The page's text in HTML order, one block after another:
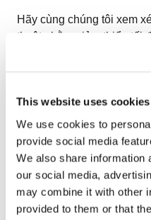
This website uses cookies
We use cookies to
provide social media
We also share information
our social media,
may combine it with other
provided to them or that
Hãy cùng chúng tôi xem
thuật nhằm giảm thiểu tối
trình: rã đông, ngâm,
Hội thảo trực tuyến ngày
https://www.youtube.com/
Hội thảo trực tuyến ngày 3
https://www.youtube.com/
DIỄN GIẢ WEBINAR:
Giám đốc thương mại